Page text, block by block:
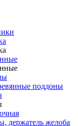
поддоны
держатель желоба